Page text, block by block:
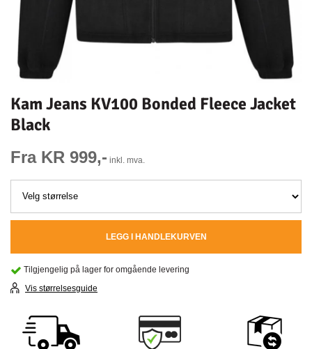
Kam Jeans KV100 Bonded Fleece Jacket
Black
Fra KR 999,- inkl. mva.
LEGG I HANDLEKURVEN
Tilgjengelig på lager for omgående levering
Vis størrelsesguide